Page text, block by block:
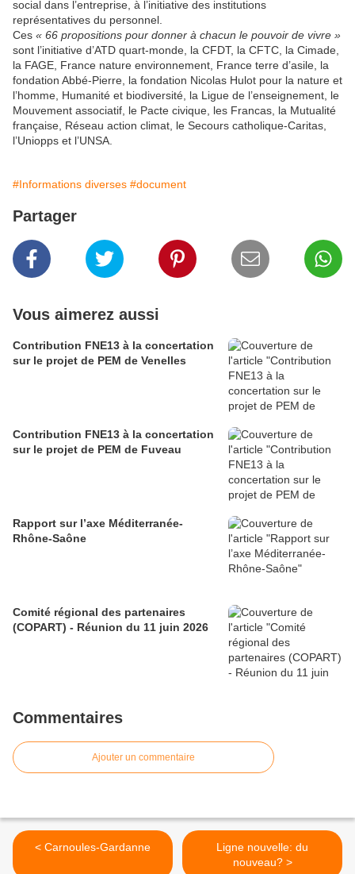
social dans l’entreprise, à l’initiative des institutions
représentatives du personnel.
Ces « 66 propositions pour donner à chacun le pouvoir de vivre »
sont l’initiative d’ATD quart-monde, la CFDT, la CFTC, la Cimade,
la FAGE, France nature environnement, France terre d’asile, la
fondation Abbé-Pierre, la fondation Nicolas Hulot pour la nature et
l’homme, Humanité et biodiversité, la Ligue de l’enseignement, le
Mouvement associatif, le Pacte civique, les Francas, la Mutualité
française, Réseau action climat, le Secours catholique-Caritas,
l’Uniopps et l’UNSA.
#Informations diverses #document
Partager
Vous aimerez aussi
Contribution FNE13 à la concertation
sur le projet de PEM de Venelles
Contribution FNE13 à la concertation
sur le projet de PEM de Fuveau
Rapport sur l’axe Méditerranée-
Rhône-Saône
Comité régional des partenaires
(COPART) - Réunion du 11 juin 2026
Commentaires
Ajouter un commentaire
< Carnoules-Gardanne
Ligne nouvelle: du
nouveau? >